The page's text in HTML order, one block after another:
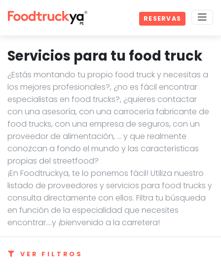
RESERVAS
Servicios para tu food truck
¿Estás montando tu propio food truck y necesitas a
los mejores profesionales?, ¿no es fácil encontrar
especialistas en food trucks?, ¿quieres contactar
con una asesoría, con una carrocería fabricante de
food trucks, con una empresa de seguros, con un
proveedor de alimentación, … y que realmente
conozcan a fondo el mundo y las características
propias del streetfood?
¡En Foodtruckya, te lo ponemos fácil! Utiliza nuestro
listado de proveedores y servicios para food trucks y
consulta directamente con ellos. Filtra tu búsqueda
en función de la especialidad que necesites
encontrar....y ¡bienvenido a la carretera!
VER FILTROS